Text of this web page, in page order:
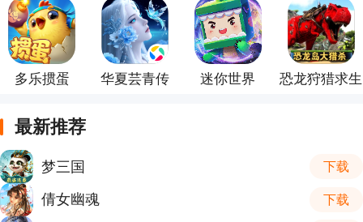
多乐掼蛋 华夏芸青传 迷你世界 恐龙狩猎求生
最新推荐
梦三国 下载
倩女幽魂 下载